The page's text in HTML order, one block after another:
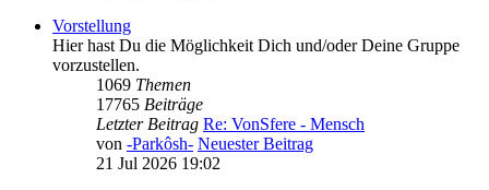
Vorstellung
Hier hast Du die Möglichkeit Dich und/oder Deine Gruppe
vorzustellen.
1069 Themen
17765 Beiträge
Letzter Beitrag Re: VonSfere - Mensch
von -Parkôsh- Neuester Beitrag
21 Jul 2026 19:02